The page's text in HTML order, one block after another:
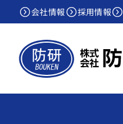
会社情報 採用情報